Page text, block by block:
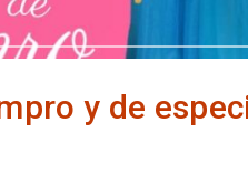
y de